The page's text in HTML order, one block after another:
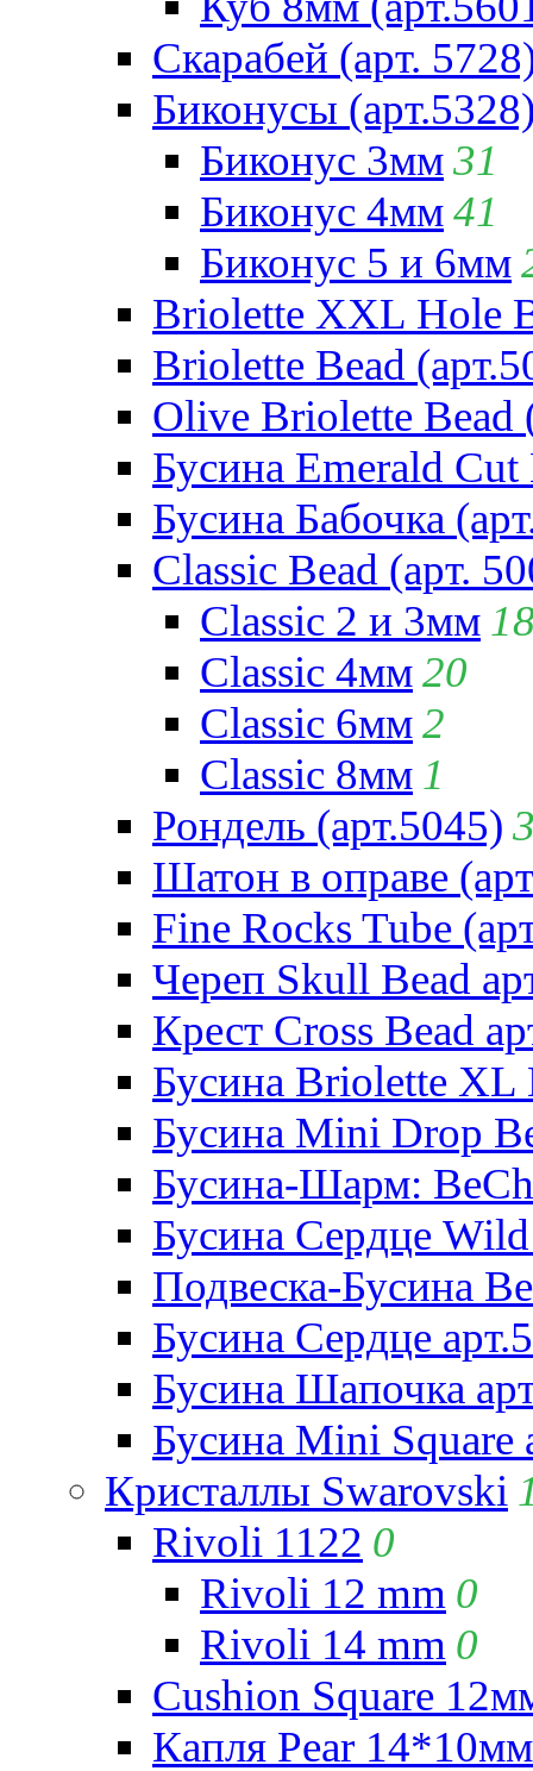
Скарабей (арт.
Биконусы
Биконус 3мм31
Биконус 4мм41
Биконус 5 и 6мм
Briolette XXL Hole
Briolette Bead
Olive Briolette Bead
Бусина Emerald Cut
Бусина Бабочка
Classic Bead (арт.
Classic 2 и 3мм
Classic 4мм20
Classic 6мм2
Classic 8мм 1
Рондель (арт.5045)
Шатон в оправе
Fine Rocks Tube
Череп Skull Bead
Крест Cross Bead
Бусина Briolette XL
Бусина Mini Drop
Бусина-Шарм:
Бусина Сердце
Подвеска-Бусина
Бусина Сердце
Бусина Шапочка
Бусина Mini Square
Кристаллы Swarovski
Rivoli 1122 0
Rivoli 12 mm 0
Rivoli 14 mm 0
Cushion Square
Капля Pear